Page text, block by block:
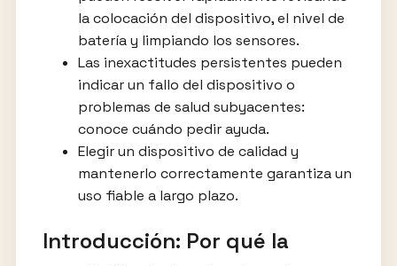
la colocación del dispositivo, el nivel de
batería y limpiando los sensores.
Las inexactitudes persistentes pueden
indicar un fallo del dispositivo o
problemas de salud subyacentes:
conoce cuándo pedir ayuda.
Elegir un dispositivo de calidad y
mantenerlo correctamente garantiza un
uso fiable a largo plazo.
Introducción: Por qué la